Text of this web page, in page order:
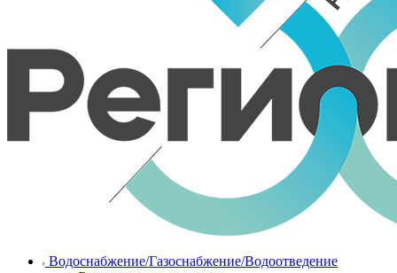
Водоснабжение/Газоснабжение/Водоотведение